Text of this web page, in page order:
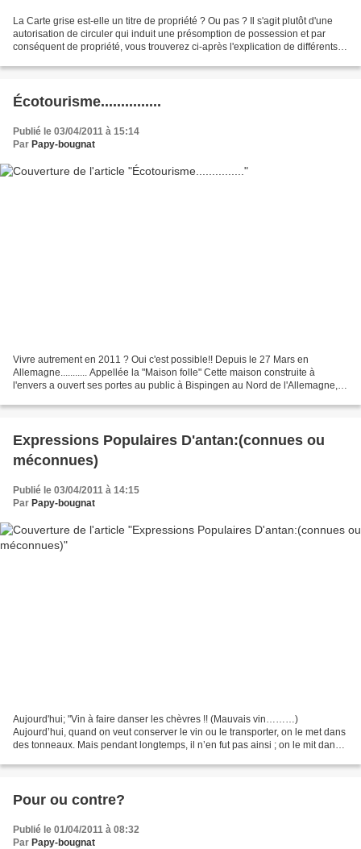
La Carte grise est-elle un titre de propriété ? Ou pas ? Il s'agit plutôt d'une
autorisation de circuler qui induit une présomption de possession et par
conséquent de propriété, vous trouverez ci-après l'explication de différents
Écotourisme...............
Publié le 03/04/2011 à 15:14
Par Papy-bougnat
Vivre autrement en 2011 ? Oui c'est possible!! Depuis le 27 Mars en
Allemagne........... Appellée la "Maison folle" Cette maison construite à
l'envers a ouvert ses portes au public à Bispingen au Nord de l'Allemagne, le
Expressions Populaires D'antan:(connues ou
méconnues)
Publié le 03/04/2011 à 14:15
Par Papy-bougnat
Aujourd'hui; "Vin à faire danser les chèvres !! (Mauvais vin………)
Aujourd’hui, quand on veut conserver le vin ou le transporter, on le met dans
des tonneaux. Mais pendant longtemps, il n’en fut pas ainsi ; on le mit dans
Pour ou contre?
Publié le 01/04/2011 à 08:32
Par Papy-bougnat